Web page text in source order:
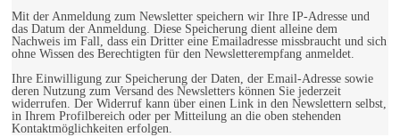
Mit der Anmeldung zum Newsletter speichern wir Ihre IP-Adresse und
das Datum der Anmeldung. Diese Speicherung dient alleine dem
Nachweis im Fall, dass ein Dritter eine Emailadresse missbraucht und sich
ohne Wissen des Berechtigten für den Newsletterempfang anmeldet.
Ihre Einwilligung zur Speicherung der Daten, der Email-Adresse sowie
deren Nutzung zum Versand des Newsletters können Sie jederzeit
widerrufen. Der Widerruf kann über einen Link in den Newslettern selbst,
in Ihrem Profilbereich oder per Mitteilung an die oben stehenden
Kontaktmöglichkeiten erfolgen.